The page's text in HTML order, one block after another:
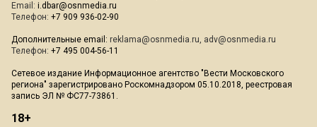
Email: i.dbar@osnmedia.ru
Телефон: +7 909 936-02-90
Дополнительные email: reklama@osnmedia.ru, adv@osnmedia.ru
Телефон: +7 495 004-56-11
Сетевое издание Информационное агентство "Вести Московского
региона" зарегистрировано Роскомнадзором 05.10.2018, реестровая
запись ЭЛ № ФС77-73861.
18+